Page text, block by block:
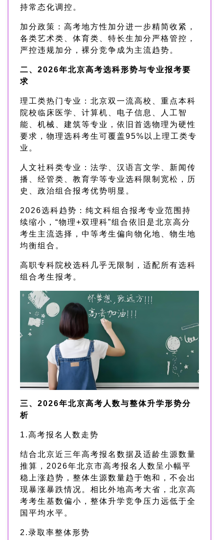
持常态化调控。
加分政策：高考地方性加分进一步精简收紧，
各类艺术类、体育类、特长生加分严格管控，
严控违规加分，裸分竞争成为主流趋势。
二、2026年北京高考选科形势与专业报考要
求
理工类热门专业：北京双一流高校、重点本科
院校临床医学、计算机、电子信息、人工智
能、机械、建筑等专业，依旧首选物理为硬性
要求，物理选科考生可覆盖95%以上理工类专
业。
人文社科类专业：法学、汉语言文学、新闻传
播、经管类、教育学等专业选科限制宽松，历
史、政治组合报考优势明显。
2026选科趋势：纯文科组合报考专业范围持
续缩小，“物理+双理科”组合依旧是北京高分
考生主流选择，中等考生偏向物化地、物生地
均衡组合。
高职专科院校选科几乎无限制，适配所有选科
组合考生报考。
三、2026年北京高考人数与整体升学形势分
析
1.高考报名人数走势
结合北京近三年高考报名数据及适龄生源数量
推算，2026年北京市高考报名人数呈小幅平
稳上涨趋势，整体生源数量趋于饱和，不会出
现暴涨暴跌情况。相比外地高考大省，北京高
考考生基数偏小，整体升学竞争压力远低于全
国平均水平。
2.录取率整体形势